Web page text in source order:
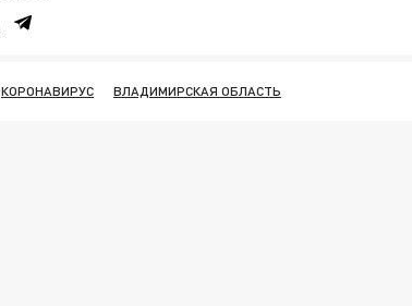
КОРОНАВИРУС ВЛАДИМИРСКАЯ ОБЛАСТЬ